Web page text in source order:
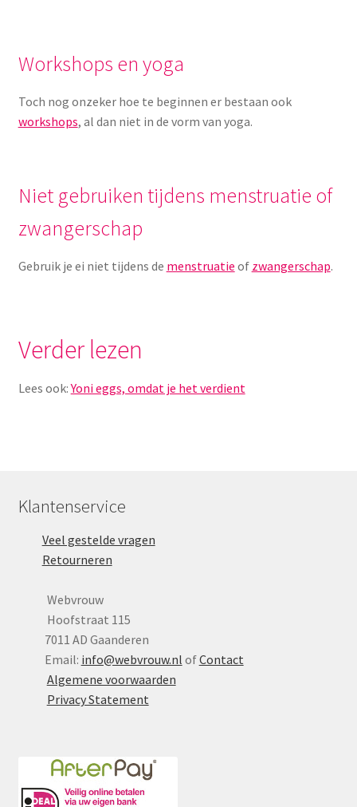
Workshops en yoga
Toch nog onzeker hoe te beginnen er bestaan ook
workshops, al dan niet in de vorm van yoga.
Niet gebruiken tijdens menstruatie of
zwangerschap
Gebruik je ei niet tijdens de menstruatie of zwangerschap.
Verder lezen
Lees ook:Yoni eggs, omdat je het verdient
Klantenservice
Veel gestelde vragen
Retourneren
Webvrouw
Hoofstraat 115
7011 AD Gaanderen
Email: info@webvrouw.nl ofContact
Algemene voorwaarden
Privacy Statement